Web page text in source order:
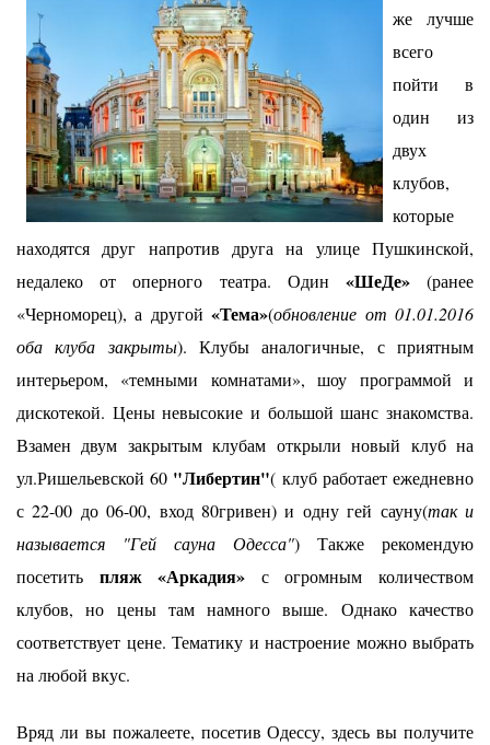
же лучше
всего
пойти в
один из
двух
клубов,
которые
находятся друг напротив друга на улице Пушкинской,
недалеко от оперного театра. Один «ШеДе»(ранее
«Черноморец), а другой«Тема»(обновление от 01.01.2016
оба клуба закрыты). Клубы аналогичные, с приятным
интерьером, «темными комнатами», шоу программой и
дискотекой. Цены невысокие и большой шанс знакомства.
Взамен двум закрытым клубам открыли новый клуб на
ул.Ришельевской 60 "Либертин"( клуб работает ежедневно
с 22-00 до 06-00, вход 80гривен) и одну гей сауну(так и
называется "Гей сауна Одесса") Также рекомендую
посетить пляж «Аркадия» с огромным количеством
клубов, но цены там намного выше. Однако качество
соответствует цене. Тематику и настроение можно выбрать
на любой вкус.
Вряд ли вы пожалеете, посетив Одессу, здесь вы получите